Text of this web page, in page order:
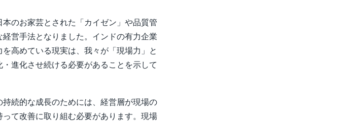
のお家芸とされた「カイゼン」や品質管
営手法となりました。インドの有力企業
高めている現実は、我々が「現場力」と
進化させ続ける必要があることを示して
持続的な成長のためには、経営層が現場の
て改善に取り組む必要があります。現場